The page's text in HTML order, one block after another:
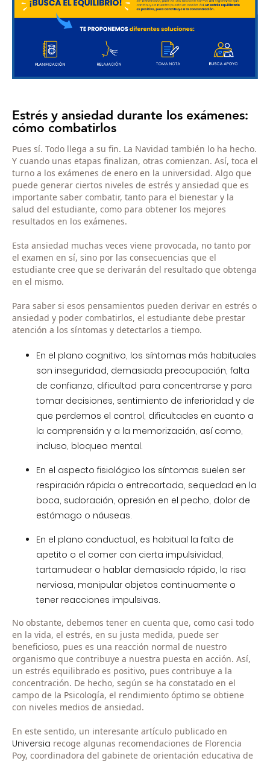
Estrés y ansiedad durante los exámenes:
cómo combatirlos
Pues sí. Todo llega a su fin. La Navidad también lo ha hecho.
Y cuando unas etapas finalizan, otras comienzan. Así, toca el
turno a los exámenes de enero en la universidad. Algo que
puede generar ciertos niveles de estrés y ansiedad que es
importante saber combatir, tanto para el bienestar y la
salud del estudiante, como para obtener los mejores
resultados en los exámenes.
Esta ansiedad muchas veces viene provocada, no tanto por
el examen en sí, sino por las consecuencias que el
estudiante cree que se derivarán del resultado que obtenga
en el mismo.
Para saber si esos pensamientos pueden derivar en estrés o
ansiedad y poder combatirlos, el estudiante debe prestar
atención a los síntomas y detectarlos a tiempo.
En el plano cognitivo, los síntomas más habituales
son inseguridad, demasiada preocupación, falta
de confianza, dificultad para concentrarse y para
tomar decisiones, sentimiento de inferioridad y de
que perdemos el control, dificultades en cuanto a
la comprensión y a la memorización, así como,
incluso, bloqueo mental.
En el aspecto fisiológico los síntomas suelen ser
respiración rápida o entrecortada, sequedad en la
boca, sudoración, opresión en el pecho, dolor de
estómago o náuseas.
En el plano conductual, es habitual la falta de
apetito o el comer con cierta impulsividad,
tartamudear o hablar demasiado rápido, la risa
nerviosa, manipular objetos continuamente o
tener reacciones impulsivas.
No obstante, debemos tener en cuenta que, como casi todo
en la vida, el estrés, en su justa medida, puede ser
beneficioso, pues es una reacción normal de nuestro
organismo que contribuye a nuestra puesta en acción. Así,
un estrés equilibrado es positivo, pues contribuye a la
concentración. De hecho, según se ha constatado en el
campo de la Psicología, el rendimiento óptimo se obtiene
con niveles medios de ansiedad.
En este sentido, un interesante artículo publicado en
Universia recoge algunas recomendaciones de Florencia
Poy, coordinadora del gabinete de orientación educativa de